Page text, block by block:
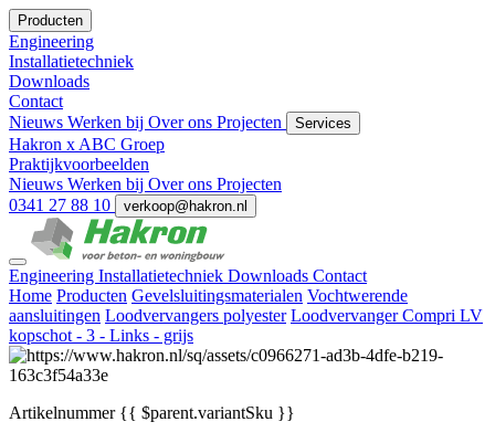
Producten
Engineering
Installatietechniek
Downloads
Contact
Nieuws Werken bij Over ons Projecten Services
Hakron x ABC Groep
Praktijkvoorbeelden
Nieuws Werken bij Over ons Projecten
0341 27 88 10
verkoop@hakron.nl
Engineering Installatietechniek Downloads Contact
Home Producten Gevelsluitingsmaterialen Vochtwerende
aansluitingen Loodvervangers polyester Loodvervanger Compri LV
kopschot - 3 - Links - grijs
Artikelnummer{{ $parent.variantSku }}